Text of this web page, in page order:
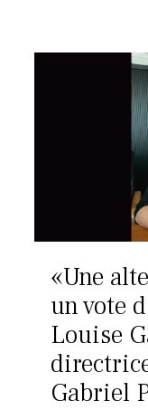
«Une
un vote
Louise
Gabriel